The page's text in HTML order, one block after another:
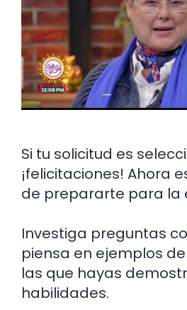
Si tu solicitud es
¡felicitaciones! Ahora
de prepararte para la
Investiga preguntas
piensa en ejemplos
las que hayas
habilidades.